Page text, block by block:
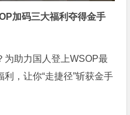
加码三大福利夺得金手
为助力国人登上WSOP最
，让你“走捷径”斩获金手